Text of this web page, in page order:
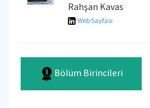
Rahşan Kavas
Web Sayfası
Bölüm Birincileri